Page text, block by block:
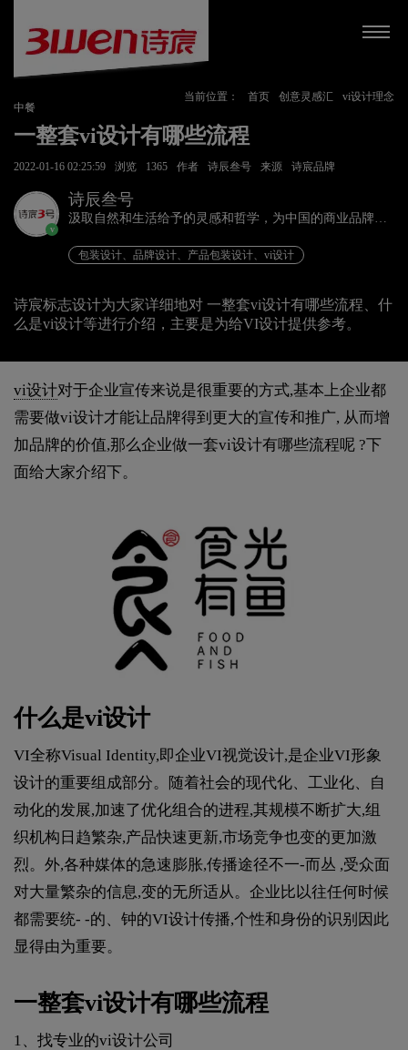
当前位置： 首页 创意灵感汇
vi设计理念
中餐
一整套vi设计有哪些流程
2022-01-16 02:25:59 浏览 1365 作者 诗辰叁号 来源 诗宸品牌
v
诗辰叁号
汲取自然和生活给予的灵感和哲学，为中国的商业品牌发
包装设计、品牌设计、产品包装设计、vi设计
诗宸标志设计为大家详细地对 一整套vi设计有哪些流程、什
么是vi设计等进行介绍，主要是为给VI设计提供参考。
vi设计对于企业宣传来说是很重要的方式,基本上企业都
需要做vi设计才能让品牌得到更大的宣传和推广, 从而增
加品牌的价值,那么企业做一套vi设计有哪些流程呢 ?下
面给大家介绍下。
什么是vi设计
VI全称Visual Identity,即企业VI视觉设计,是企业VI形象
设计的重要组成部分。随着社会的现代化、工业化、自
动化的发展,加速了优化组合的进程,其规模不断扩大,组
织机构日趋繁杂,产品快速更新,市场竞争也变的更加激
烈。外,各种媒体的急速膨胀,传播途径不一-而丛 ,受众面
对大量繁杂的信息,变的无所适从。企业比以往任何时候
都需要统- -的、钟的VI设计传播,个性和身份的识别因此
显得由为重要。
一整套vi设计有哪些流程
1、找专业的vi设计公司